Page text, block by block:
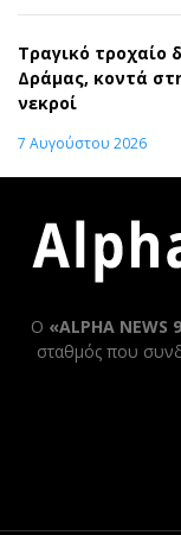
Τραγικό τροχαίο
Δράμας, κοντά
νεκροί
7 Αυγούστου 2026
Ο «ALPHA NEWS
σταθμός που